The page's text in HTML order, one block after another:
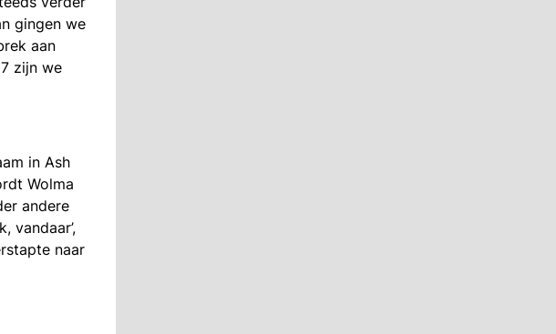
gingen we
aan
zijn we
in Ash
Wolma
andere
vandaar’,
naar